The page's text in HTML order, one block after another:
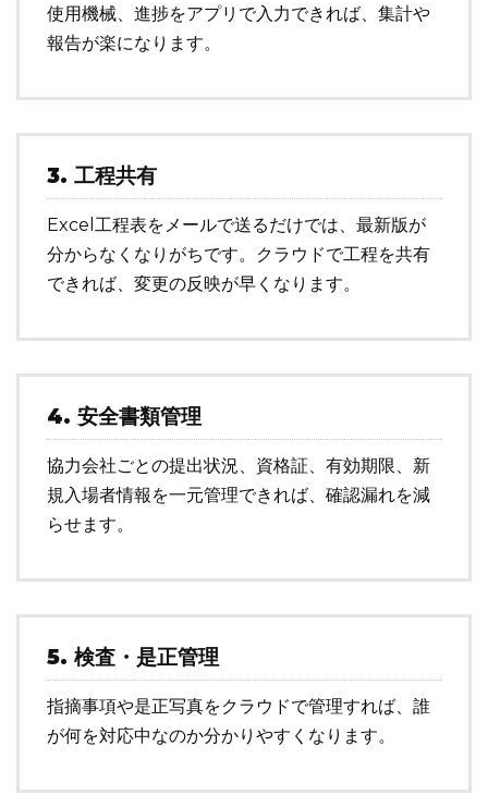
使用機械、進捗をアプリで入力できれば、集計や
報告が楽になります。
3. 工程共有
Excel工程表をメールで送るだけでは、最新版が
分からなくなりがちです。クラウドで工程を共有
できれば、変更の反映が早くなります。
4. 安全書類管理
協力会社ごとの提出状況、資格証、有効期限、新
規入場者情報を一元管理できれば、確認漏れを減
らせます。
5. 検査・是正管理
指摘事項や是正写真をクラウドで管理すれば、誰
が何を対応中なのか分かりやすくなります。